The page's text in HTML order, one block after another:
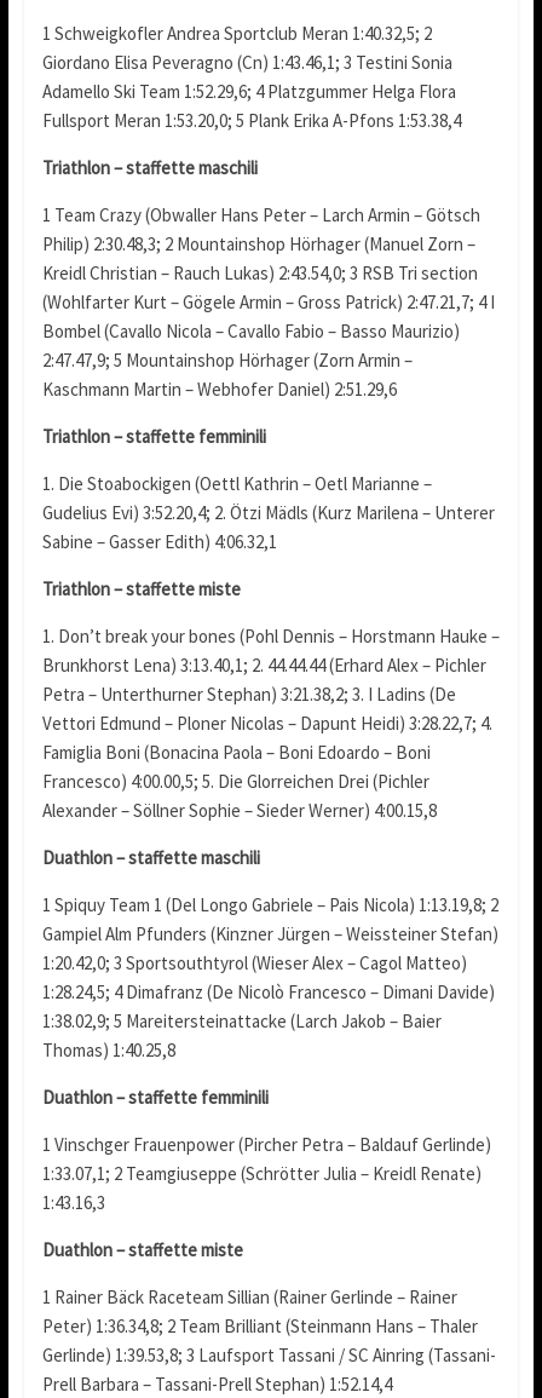
1 Schweigkofler Andrea Sportclub Meran 1:40.32,5; 2
Giordano Elisa Peveragno (Cn) 1:43.46,1; 3 Testini Sonia
Adamello Ski Team 1:52.29,6; 4 Platzgummer Helga Flora
Fullsport Meran 1:53.20,0; 5 Plank Erika A-Pfons 1:53.38,4
Triathlon – staffette maschili
1 Team Crazy (Obwaller Hans Peter – Larch Armin – Götsch
Philip) 2:30.48,3; 2 Mountainshop Hörhager (Manuel Zorn –
Kreidl Christian – Rauch Lukas) 2:43.54,0; 3 RSB Tri section
(Wohlfarter Kurt – Gögele Armin – Gross Patrick) 2:47.21,7; 4 I
Bombel (Cavallo Nicola – Cavallo Fabio – Basso Maurizio)
2:47.47,9; 5 Mountainshop Hörhager (Zorn Armin –
Kaschmann Martin – Webhofer Daniel) 2:51.29,6
Triathlon – staffette femminili
1. Die Stoabockigen (Oettl Kathrin – Oetl Marianne –
Gudelius Evi) 3:52.20,4; 2. Ötzi Mädls (Kurz Marilena – Unterer
Sabine – Gasser Edith) 4:06.32,1
Triathlon – staffette miste
1. Don’t break your bones (Pohl Dennis – Horstmann Hauke –
Brunkhorst Lena) 3:13.40,1; 2. 44.44.44 (Erhard Alex – Pichler
Petra – Unterthurner Stephan) 3:21.38,2; 3. I Ladins (De
Vettori Edmund – Ploner Nicolas – Dapunt Heidi) 3:28.22,7; 4.
Famiglia Boni (Bonacina Paola – Boni Edoardo – Boni
Francesco) 4:00.00,5; 5. Die Glorreichen Drei (Pichler
Alexander – Söllner Sophie – Sieder Werner) 4:00.15,8
Duathlon – staffette maschili
1 Spiquy Team 1 (Del Longo Gabriele – Pais Nicola) 1:13.19,8; 2
Gampiel Alm Pfunders (Kinzner Jürgen – Weissteiner Stefan)
1:20.42,0; 3 Sportsouthtyrol (Wieser Alex – Cagol Matteo)
1:28.24,5; 4 Dimafranz (De Nicolò Francesco – Dimani Davide)
1:38.02,9; 5 Mareitersteinattacke (Larch Jakob – Baier
Thomas) 1:40.25,8
Duathlon – staffette femminili
1 Vinschger Frauenpower (Pircher Petra – Baldauf Gerlinde)
1:33.07,1; 2 Teamgiuseppe (Schrötter Julia – Kreidl Renate)
1:43.16,3
Duathlon – staffette miste
1 Rainer Bäck Raceteam Sillian (Rainer Gerlinde – Rainer
Peter) 1:36.34,8; 2 Team Brilliant (Steinmann Hans – Thaler
Gerlinde) 1:39.53,8; 3 Laufsport Tassani / SC Ainring (Tassani-
Prell Barbara – Tassani-Prell Stephan) 1:52.14,4